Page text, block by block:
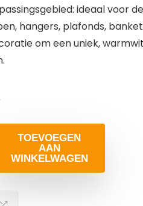
ideaal voor
hangers, plafonds,
om een uniek,
TOEVOEGEN
AAN
WINKELWAGEN